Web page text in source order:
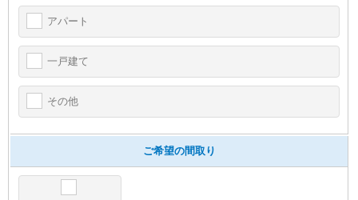
アパート
一戸建て
その他
ご希望の間取り